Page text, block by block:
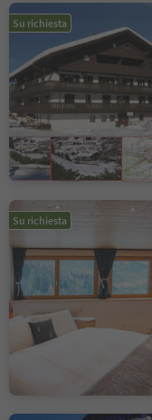
Su richiesta
Su richiesta